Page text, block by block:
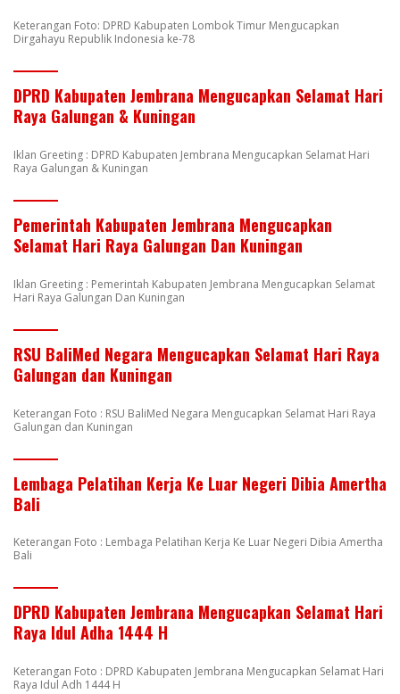
Keterangan Foto: DPRD Kabupaten Lombok Timur Mengucapkan
Dirgahayu Republik Indonesia ke-78
DPRD Kabupaten Jembrana Mengucapkan Selamat Hari
Raya Galungan & Kuningan
Iklan Greeting : DPRD Kabupaten Jembrana Mengucapkan Selamat Hari
Raya Galungan & Kuningan
Pemerintah Kabupaten Jembrana Mengucapkan
Selamat Hari Raya Galungan Dan Kuningan
Iklan Greeting : Pemerintah Kabupaten Jembrana Mengucapkan Selamat
Hari Raya Galungan Dan Kuningan
RSU BaliMed Negara Mengucapkan Selamat Hari Raya
Galungan dan Kuningan
Keterangan Foto : RSU BaliMed Negara Mengucapkan Selamat Hari Raya
Galungan dan Kuningan
Lembaga Pelatihan Kerja Ke Luar Negeri Dibia Amertha
Bali
Keterangan Foto : Lembaga Pelatihan Kerja Ke Luar Negeri Dibia Amertha
Bali
DPRD Kabupaten Jembrana Mengucapkan Selamat Hari
Raya Idul Adha 1444 H
Keterangan Foto : DPRD Kabupaten Jembrana Mengucapkan Selamat Hari
Raya Idul Adh 1444 H